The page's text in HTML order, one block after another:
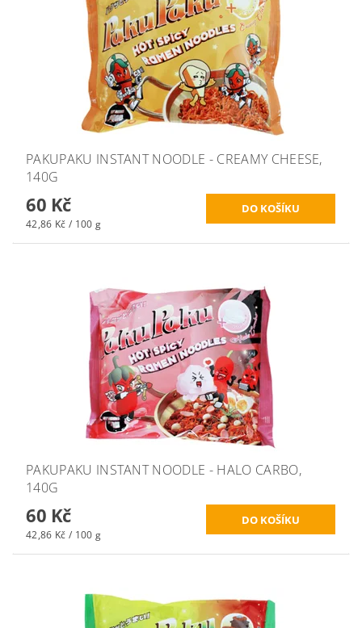
PAKUPAKU INSTANT NOODLE - CREAMY CHEESE,
140G
60 Kč
42,86 Kč / 100 g
PAKUPAKU INSTANT NOODLE - HALO CARBO,
140G
60 Kč
42,86 Kč / 100 g